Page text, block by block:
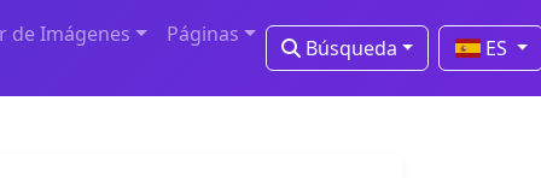
de Imágenes Páginas
Búsqueda ES